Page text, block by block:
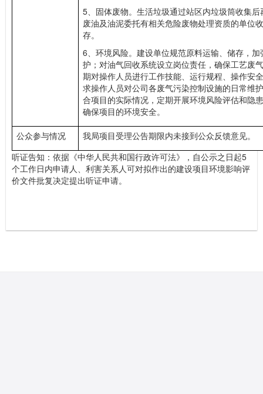
5、固体废物。生活垃圾通过站区内垃圾筒收集
废油及油泥委托有相关危险废物处理资质的单位
存。
6、环境风险。建设单位规范原料运输、储存，
护；对油气回收系统设立岗位责任，确保工艺废
期对操作人员进行工作技能、运行规程、操作安
求操作人员对公司各废气污染控制设施的日常维
合项目的实际情况，定期开展环境风险评估和隐
确保项目的环境安全。
公众参与情况
我局项目受理公告期限内未接到公众反馈意见。
听证告知：依据《中华人民共和国行政许可法》，自公示之日起5
个工作日内申请人、利害关系人可对拟作出的建设项目环境影响评
价文件批复决定提出听证申请。